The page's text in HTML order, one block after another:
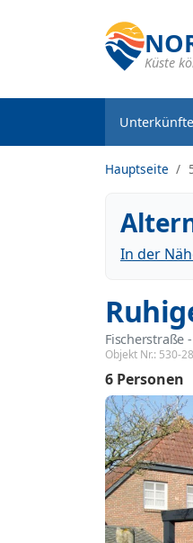
Küste
Hauptseite
In der
Fischerstraße
Objekt Nr.: 530-
6 Personen